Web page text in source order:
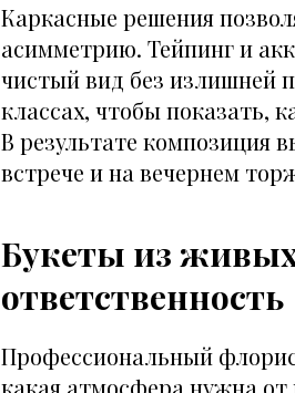
Каркасные решения
асимметрию. Тейпинг и
чистый вид без излишней
классах, чтобы показать,
В результате композиция
встрече и на вечернем
Букеты из живых
ответственность
Профессиональный
какая атмосфера нужна